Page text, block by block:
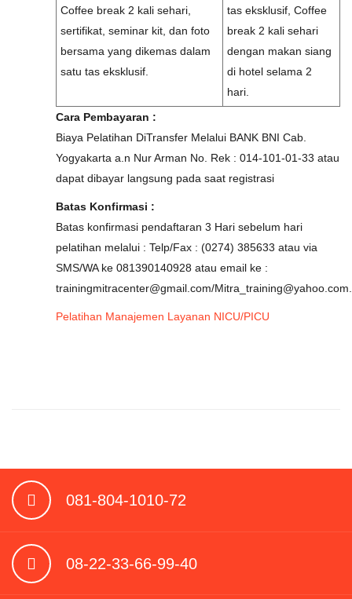
Coffee break 2 kali sehari,
sertifikat, seminar kit, dan foto
bersama yang dikemas dalam
satu tas eksklusif.
tas eksklusif, Coffee
break 2 kali sehari
dengan makan siang
di hotel selama 2
hari.
Cara Pembayaran :
Biaya Pelatihan DiTransfer Melalui BANK BNI Cab.
Yogyakarta a.n Nur Arman No. Rek : 014-101-01-33 atau
dapat dibayar langsung pada saat registrasi
Batas Konfirmasi :
Batas konfirmasi pendaftaran 3 Hari sebelum hari
pelatihan melalui : Telp/Fax : (0274) 385633 atau via
SMS/WA ke 081390140928 atau email ke :
trainingmitracenter@gmail.com/Mitra_training@yahoo.com.
Pelatihan Manajemen Layanan NICU/PICU
081-804-1010-72
08-22-33-66-99-40